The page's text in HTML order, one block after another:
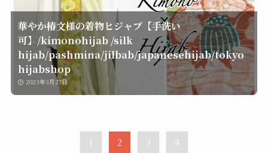
華やか椿文様の着物ヒジャブ【手洗い
可】/kimonohijab /silk
hijab/pashmina/jilbab/japanesehijab/tokyo
hijabshop
2023年3月27日
1 2 3 4